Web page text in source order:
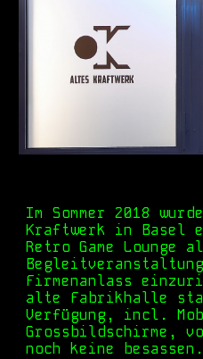
Im Sommer 2018
Kraftwerk in Basel
Retro Game Lounge
Firmenanlass
alte Fabrikhalle
Verfügung, incl.
Grossbildschirme,
noch keine besassen.